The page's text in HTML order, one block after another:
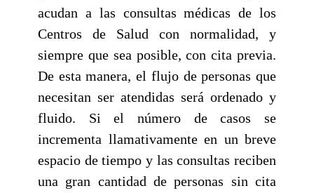
acudan a las consultas médicas de los
Centros de Salud con normalidad, y
siempre que sea posible, con cita previa.
De esta manera, el flujo de personas que
necesitan ser atendidas será ordenado y
fluido. Si el número de casos se
incrementa llamativamente en un breve
espacio de tiempo y las consultas reciben
una gran cantidad de personas sin cita